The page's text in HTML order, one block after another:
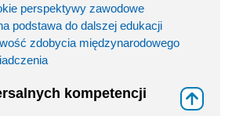
perspektywy zawodowe
podstawa do dalszej edukacji
zdobycia międzynarodowego
kompetencji